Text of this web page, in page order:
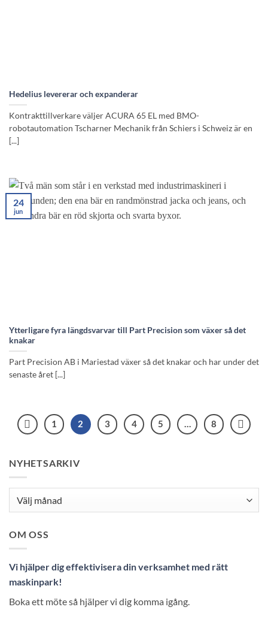
Hedelius levererar och expanderar
Kontrakttillverkare väljer ACURA 65 EL med BMO-
robotautomation Tscharner Mechanik från Schiers i Schweiz är en
[...]
Ytterligare fyra längdsvarvar till Part Precision som växer så det
knakar
Part Precision AB i Mariestad växer så det knakar och har under det
senaste året [...]
24
jun
1 2 3 4 5 … 8
NYHETSARKIV
OM OSS
Vi hjälper dig effektivisera din verksamhet med rätt
maskinpark!
Boka ett möte så hjälper vi dig komma igång.